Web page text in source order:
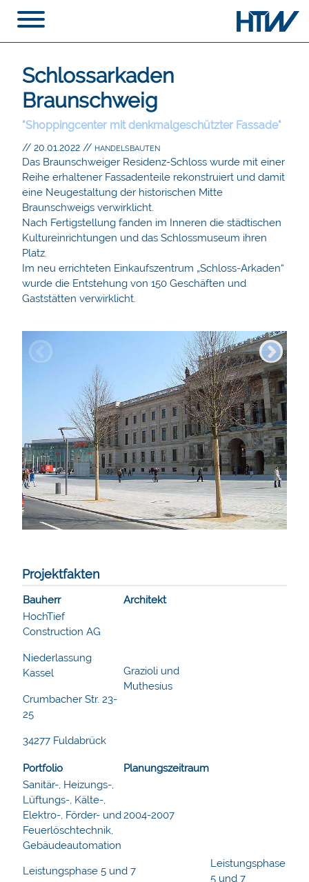
Schlossarkaden
Braunschweig
"Shoppingcenter mit denkmalgeschützter Fassade"
// 20.01.2022 // HANDELSBAUTEN
Das Braunschweiger Residenz-Schloss wurde mit einer
Reihe erhaltener Fassadenteile rekonstruiert und damit
eine Neugestaltung der historischen Mitte
Braunschweigs verwirklicht.
Nach Fertigstellung fanden im Inneren die städtischen
Kultureinrichtungen und das Schlossmuseum ihren
Platz.
Im neu errichteten Einkaufszentrum „Schloss-Arkaden“
wurde die Entstehung von 150 Geschäften und
Gaststätten verwirklicht.
Projektfakten
Bauherr
Architekt
HochTief
Construction AG
Niederlassung
Kassel
Crumbacher Str. 23-
25
34277 Fuldabrück
Grazioli und
Muthesius
Portfolio
Planungszeitraum
Sanitär-, Heizungs-,
Lüftungs-, Kälte-,
Elektro-, Förder- und
Feuerlöschtechnik,
Gebäudeautomation
2004-2007
Leistungsphase 5 und 7
Leistungsphase
5 und 7